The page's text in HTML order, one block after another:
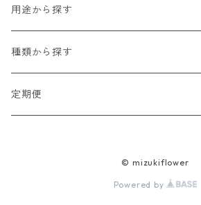
2,000円以下
2,000円〜5,000円
5,000円〜10,000円
用途から探す
贈り物（お祝い・お見舞い・プレゼント）
自宅用
種類から探す
生花
定期便
© mizukiflower
Powered by